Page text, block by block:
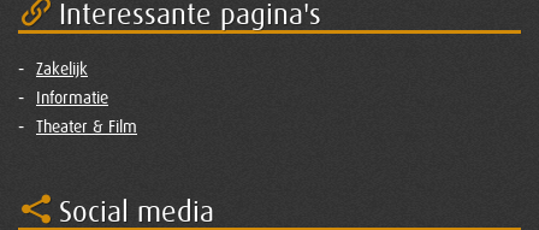
Interessante pagina's
Zakelijk
Informatie
Theater & Film
Social media